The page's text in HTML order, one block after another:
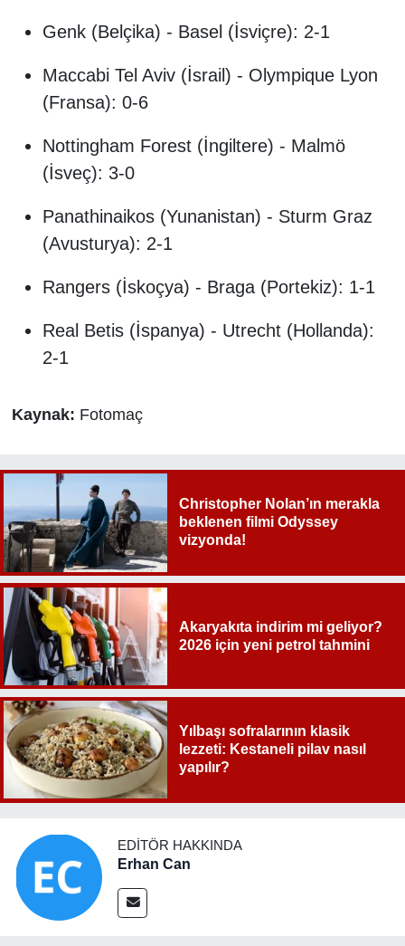
Genk (Belçika) - Basel (İsviçre): 2-1
Maccabi Tel Aviv (İsrail) - Olympique Lyon
(Fransa): 0-6
Nottingham Forest (İngiltere) - Malmö
(İsveç): 3-0
Panathinaikos (Yunanistan) - Sturm Graz
(Avusturya): 2-1
Rangers (İskoçya) - Braga (Portekiz): 1-1
Real Betis (İspanya) - Utrecht (Hollanda):
2-1
Kaynak: Fotomaç
Christopher Nolan’ın merakla
beklenen filmi Odyssey
vizyonda!
Akaryakıta indirim mi geliyor?
2026 için yeni petrol tahmini
Yılbaşı sofralarının klasik
lezzeti: Kestaneli pilav nasıl
yapılır?
EDITÖR HAKKINDA
Erhan Can